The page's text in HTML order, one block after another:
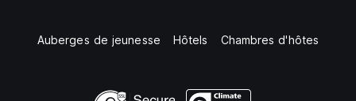
Auberges de jeunesse Hôtels Chambres d'hôtes